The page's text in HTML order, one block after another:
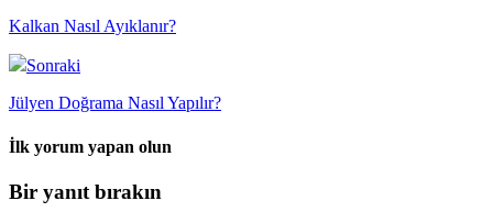
Kalkan Nasıl Ayıklanır?
Sonraki
Jülyen Doğrama Nasıl Yapılır?
İlk yorum yapan olun
Bir yanıt bırakın